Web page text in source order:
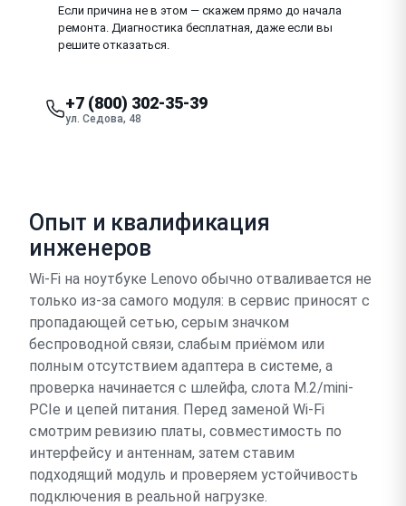
Если причина не в этом — скажем прямо до начала
ремонта. Диагностика бесплатная, даже если вы
решите отказаться.
+7 (800) 302-35-39
ул. Седова, 48
Опыт и квалификация
инженеров
Wi-Fi на ноутбуке Lenovo обычно отваливается не
только из-за самого модуля: в сервис приносят с
пропадающей сетью, серым значком
беспроводной связи, слабым приёмом или
полным отсутствием адаптера в системе, а
проверка начинается с шлейфа, слота M.2/mini-
PCIe и цепей питания. Перед заменой Wi-Fi
смотрим ревизию платы, совместимость по
интерфейсу и антеннам, затем ставим
подходящий модуль и проверяем устойчивость
подключения в реальной нагрузке.